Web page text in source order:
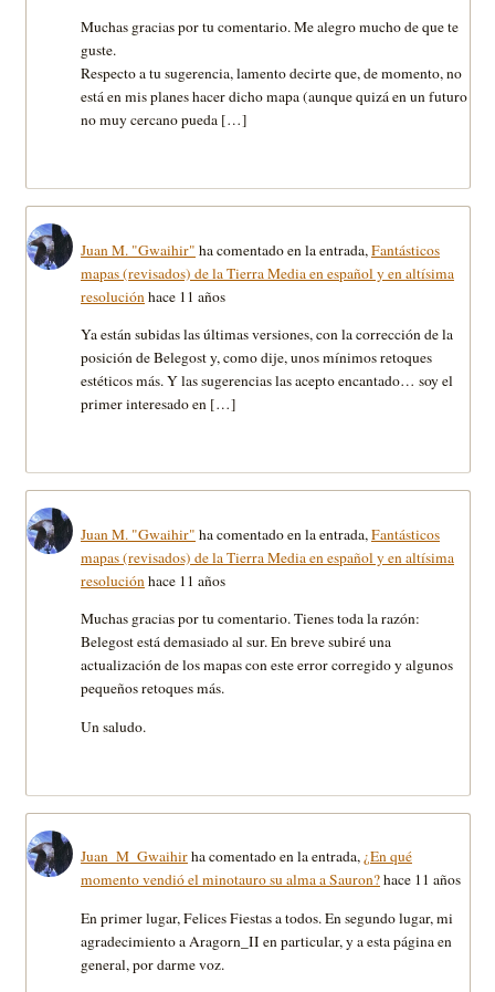
Muchas gracias por tu comentario. Me alegro mucho de que te
guste.
Respecto a tu sugerencia, lamento decirte que, de momento, no
está en mis planes hacer dicho mapa (aunque quizá en un futuro
no muy cercano pueda […]
Juan M. "Gwaihir" ha comentado en la entrada,Fantásticos
mapas (revisados) de la Tierra Media en español y en altísima
resoluciónhace 11 años
Ya están subidas las últimas versiones, con la corrección de la
posición de Belegost y, como dije, unos mínimos retoques
estéticos más. Y las sugerencias las acepto encantado… soy el
primer interesado en […]
Juan M. "Gwaihir" ha comentado en la entrada,Fantásticos
mapas (revisados) de la Tierra Media en español y en altísima
resoluciónhace 11 años
Muchas gracias por tu comentario. Tienes toda la razón:
Belegost está demasiado al sur. En breve subiré una
actualización de los mapas con este error corregido y algunos
pequeños retoques más.
Un saludo.
Juan_M_Gwaihirha comentado en la entrada,¿En qué
momento vendió el minotauro su alma a Sauron?hace 11 años
En primer lugar, Felices Fiestas a todos. En segundo lugar, mi
agradecimiento a Aragorn_II en particular, y a esta página en
general, por darme voz.